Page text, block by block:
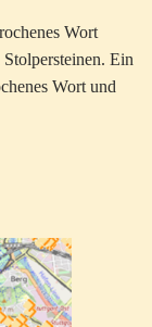
Wort
Ein
Wort und